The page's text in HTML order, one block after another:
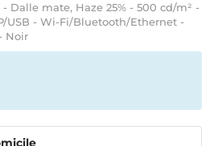
- Dalle mate, Haze 25% - 500 cd/m² -
USB - Wi-Fi/Bluetooth/Ethernet -
Noir